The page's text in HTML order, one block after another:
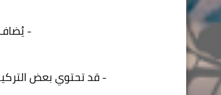
- يُضاف
- قد تحتوي بعض